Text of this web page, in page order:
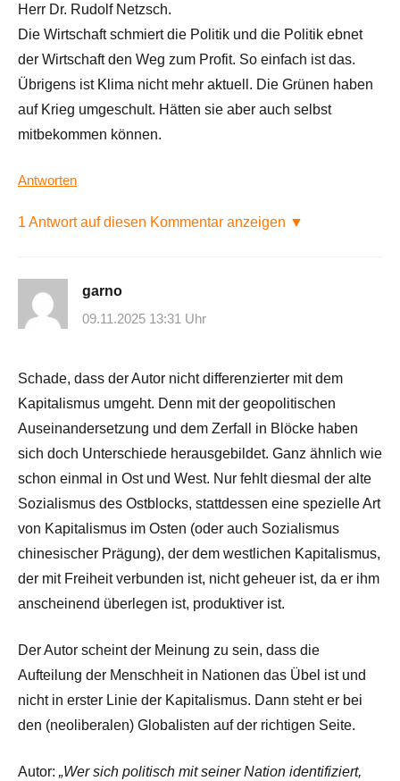
Herr Dr. Rudolf Netzsch.
Die Wirtschaft schmiert die Politik und die Politik ebnet
der Wirtschaft den Weg zum Profit. So einfach ist das.
Übrigens ist Klima nicht mehr aktuell. Die Grünen haben
auf Krieg umgeschult. Hätten sie aber auch selbst
mitbekommen können.
Antworten
1 Antwort auf diesen Kommentar anzeigen ▼
garno
09.11.2025 13:31 Uhr
Schade, dass der Autor nicht differenzierter mit dem
Kapitalismus umgeht. Denn mit der geopolitischen
Auseinandersetzung und dem Zerfall in Blöcke haben
sich doch Unterschiede herausgebildet. Ganz ähnlich wie
schon einmal in Ost und West. Nur fehlt diesmal der alte
Sozialismus des Ostblocks, stattdessen eine spezielle Art
von Kapitalismus im Osten (oder auch Sozialismus
chinesischer Prägung), der dem westlichen Kapitalismus,
der mit Freiheit verbunden ist, nicht geheuer ist, da er ihm
anscheinend überlegen ist, produktiver ist.
Der Autor scheint der Meinung zu sein, dass die
Aufteilung der Menschheit in Nationen das Übel ist und
nicht in erster Linie der Kapitalismus. Dann steht er bei
den (neoliberalen) Globalisten auf der richtigen Seite.
Autor: „Wer sich politisch mit seiner Nation identifiziert,